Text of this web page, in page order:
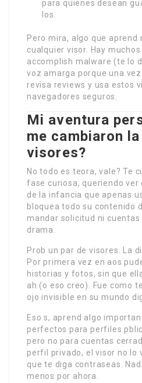
para quienes desean
los.
Pero mira, algo que aprend
cualquier visor. Hay
accomplish malware (te lo
voz amarga porque una
revisa reviews y usa estos
navegadores seguros.
Mi aventura
me cambiaron
visores?
No todo es teora, vale? Te
fase curiosa, queriendo ver
de la infancia que apenas
bloquea todo su contenido
mandar solicitud ni cuentas
drama.
Prob un par de visores. La
Por primera vez en aos
historias y fotos, sin que
ah (o eso creo). Fue como
ojo invisible en su mundo
Eso s, aprend algo
perfectos para perfiles
pero no para cuentas
perfil privado, el visor no lo
que te diga contraseas.
menos por ahora.